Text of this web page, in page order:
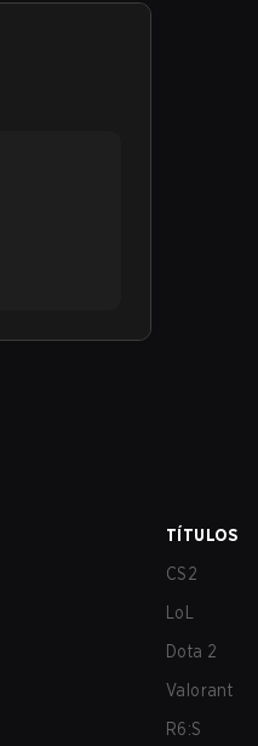
TÍTULOS
CS2
LoL
Dota 2
Valorant
R6:S